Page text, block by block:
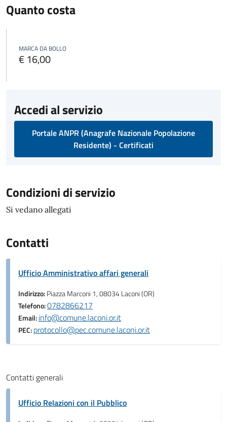
Quanto costa
MARCA DA BOLLO
€ 16,00
Accedi al servizio
Portale ANPR (Anagrafe Nazionale Popolazione
Residente) - Certificati
Condizioni di servizio
Si vedano allegati
Contatti
Ufficio Amministrativo affari generali
Indirizzo:Piazza Marconi 1, 08034 Laconi (OR)
Telefono:0782866217
Email:info@comune.laconi.or.it
PEC:protocollo@pec.comune.laconi.or.it
Contatti generali
Ufficio Relazioni con il Pubblico